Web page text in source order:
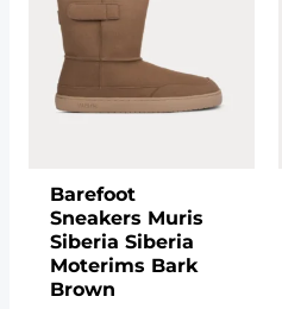
Barefoot
Sneakers Muris
Siberia Siberia
Moterims Bark
Brown